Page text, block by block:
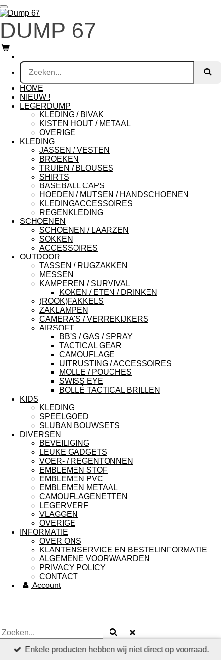
Ga
direct
naar
de
hoofdinhoud
DUMP 67
HOME
NIEUW !
LEGERDUMP
KLEDING / BIVAK
KISTEN HOUT / METAAL
OVERIGE
KLEDING
JASSEN / VESTEN
BROEKEN
TRUIEN / BLOUSES
SHIRTS
BASEBALL CAPS
HOEDEN / MUTSEN / HANDSCHOENEN
KLEDINGACCESSOIRES
REGENKLEDING
SCHOENEN
SCHOENEN / LAARZEN
SOKKEN
ACCESSOIRES
OUTDOOR
TASSEN / RUGZAKKEN
MESSEN
KAMPEREN / SURVIVAL
KOKEN / ETEN / DRINKEN
(ROOK)FAKKELS
ZAKLAMPEN
CAMERA'S / VERREKIJKERS
AIRSOFT
BB'S / GAS / SPRAY
TACTICAL GEAR
CAMOUFLAGE
UITRUSTING / ACCESSOIRES
MOLLE / POUCHES
SWISS EYE
BOLLÉ TACTICAL BRILLEN
KIDS
KLEDING
SPEELGOED
SLUBAN BOUWSETS
DIVERSEN
BEVEILIGING
LEUKE GADGETS
VOER- / REGENTONNEN
EMBLEMEN STOF
EMBLEMEN PVC
EMBLEMEN METAAL
CAMOUFLAGENETTEN
LEGERVERF
VLAGGEN
OVERIGE
INFORMATIE
OVER ONS
KLANTENSERVICE EN BESTELINFORMATIE
ALGEMENE VOORWAARDEN
PRIVACY POLICY
CONTACT
Account
Enkele producten hebben wij niet direct op voorraad.